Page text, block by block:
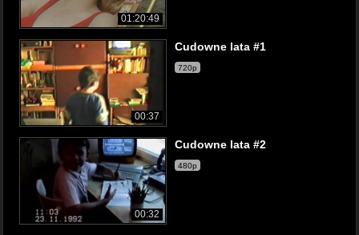
01:20:49
00:37
Cudowne lata #1
720p
00:32
Cudowne lata #2
480p